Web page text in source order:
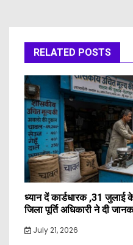
RELATED POSTS
ध्यान दें कार्डधारक ,31 जुलाई
जिला पूर्ति अधिकारी ने दी
July 21, 2026